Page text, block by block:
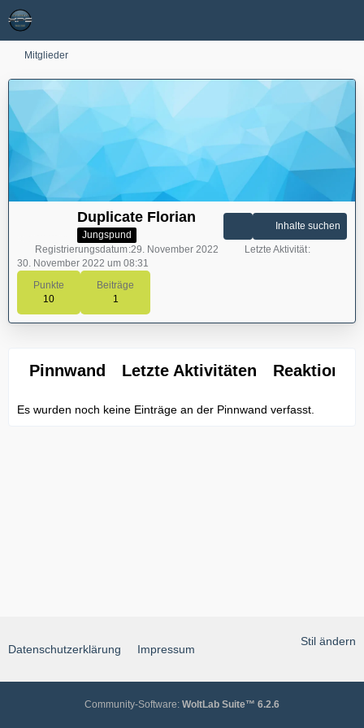
Mitglieder
Duplicate Florian
Jungspund
Punkte
10
Beiträge
1
Inhalte suchen
Registrierungsdatum 29. November 2022
Letzte Aktivität
30. November 2022 um 08:31
Pinnwand Letzte Aktivitäten Reaktionen
Es wurden noch keine Einträge an der Pinnwand verfasst.
Stil ändern
Datenschutzerklärung Impressum
Community-Software: WoltLab Suite™ 6.2.6